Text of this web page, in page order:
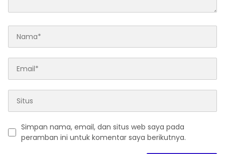
Simpan nama, email, dan situs web saya pada
peramban ini untuk komentar saya berikutnya.